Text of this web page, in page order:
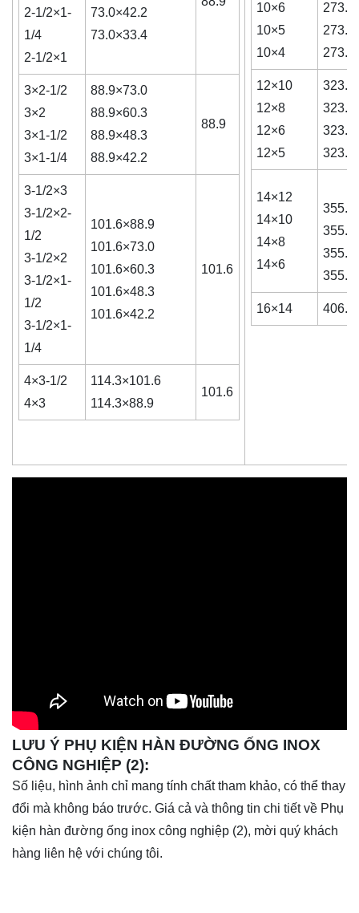
2-1/2×1-
1/4
2-1/2×1
73.0×42.2
73.0×33.4
3×2-1/2
3×2
3×1-1/2
3×1-1/4
88.9×73.0
88.9×60.3
88.9×48.3
88.9×42.2
88.9
3-1/2×3
3-1/2×2-
1/2
3-1/2×2
3-1/2×1-
1/2
3-1/2×1-
1/4
101.6×88.9
101.6×73.0
101.6×60.3
101.6×48.3
101.6×42.2
101.6
4×3-1/2
4×3
114.3×101.6
114.3×88.9
101.6
10×6
10×5
10×4
12×10
12×8
12×6
12×5
14×12
14×10
14×8
14×6
16×14
LƯU Ý PHỤ KIỆN HÀN ĐƯỜNG ỐNG INOX
CÔNG NGHIỆP (2):
Số liệu, hình ảnh chỉ mang tính chất tham khảo, có thể thay
đổi mà không báo trước. Giá cả và thông tin chi tiết về Phụ
kiện hàn đường ống inox công nghiệp (2), mời quý khách
hàng liên hệ với chúng tôi.